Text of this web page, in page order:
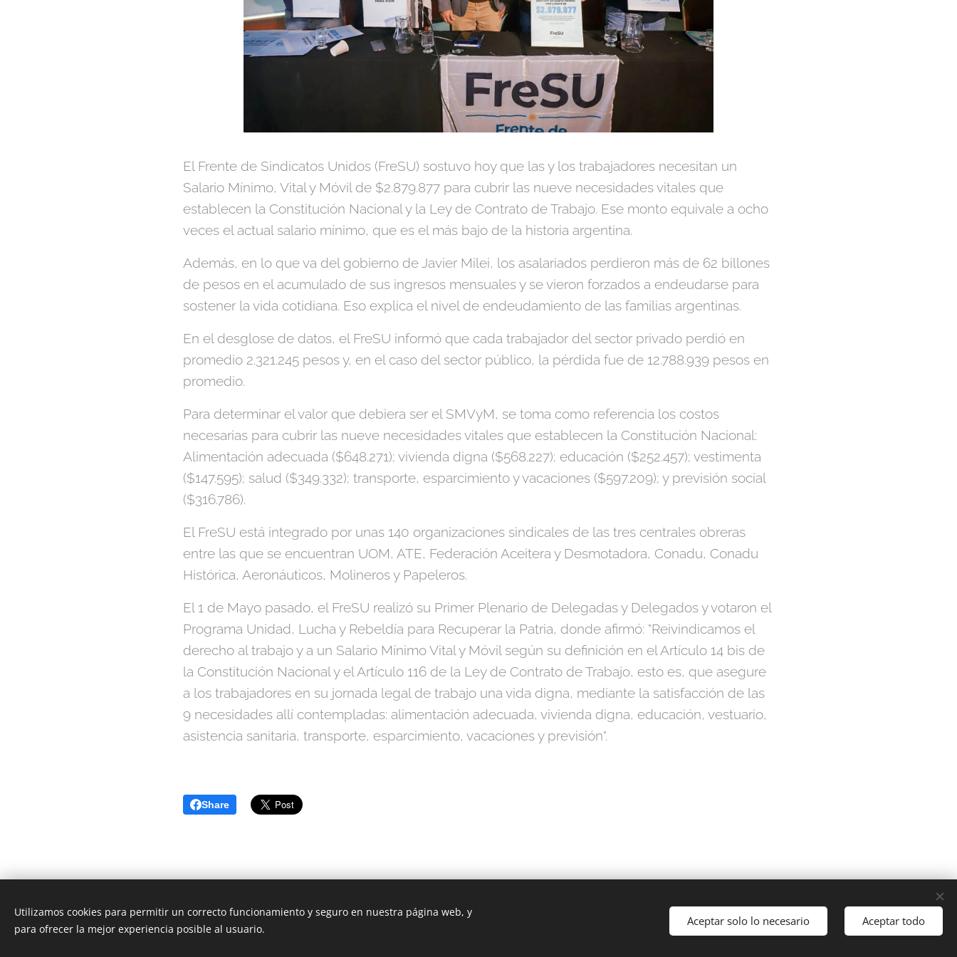
El Frente de Sindicatos Unidos (FreSU) sostuvo hoy que las y los trabajadores necesitan un
Salario Mínimo, Vital y Móvil de $2.879.877 para cubrir las nueve necesidades vitales que
establecen la Constitución Nacional y la Ley de Contrato de Trabajo. Ese monto equivale a ocho
veces el actual salario mínimo, que es el más bajo de la historia argentina.
Además, en lo que va del gobierno de Javier Milei, los asalariados perdieron más de 62 billones
de pesos en el acumulado de sus ingresos mensuales y se vieron forzados a endeudarse para
sostener la vida cotidiana. Eso explica el nivel de endeudamiento de las familias argentinas.
En el desglose de datos, el FreSU informó que cada trabajador del sector privado perdió en
promedio 2.321.245 pesos y, en el caso del sector público, la pérdida fue de 12.788.939 pesos en
promedio.
Para determinar el valor que debiera ser el SMVyM, se toma como referencia los costos
necesarias para cubrir las nueve necesidades vitales que establecen la Constitución Nacional:
Alimentación adecuada ($648.271); vivienda digna ($568.227); educación ($252.457); vestimenta
($147.595); salud ($349.332); transporte, esparcimiento y vacaciones ($597.209); y previsión social
($316.786).
El FreSU está integrado por unas 140 organizaciones sindicales de las tres centrales obreras
entre las que se encuentran UOM, ATE, Federación Aceitera y Desmotadora, Conadu, Conadu
Histórica, Aeronáuticos, Molineros y Papeleros.
El 1 de Mayo pasado, el FreSU realizó su Primer Plenario de Delegadas y Delegados y votaron el
Programa Unidad, Lucha y Rebeldía para Recuperar la Patria, donde afirmó: "Reivindicamos el
derecho al trabajo y a un Salario Mínimo Vital y Móvil según su definición en el Artículo 14 bis de
la Constitución Nacional y el Artículo 116 de la Ley de Contrato de Trabajo, esto es, que asegure
a los trabajadores en su jornada legal de trabajo una vida digna, mediante la satisfacción de las
9 necesidades allí contempladas: alimentación adecuada, vivienda digna, educación, vestuario,
asistencia sanitaria, transporte, esparcimiento, vacaciones y previsión".
Share
Utilizamos cookies para permitir un correcto funcionamiento y seguro en nuestra página web, y
para ofrecer la mejor experiencia posible al usuario.
Aceptar solo lo necesario Aceptar todo